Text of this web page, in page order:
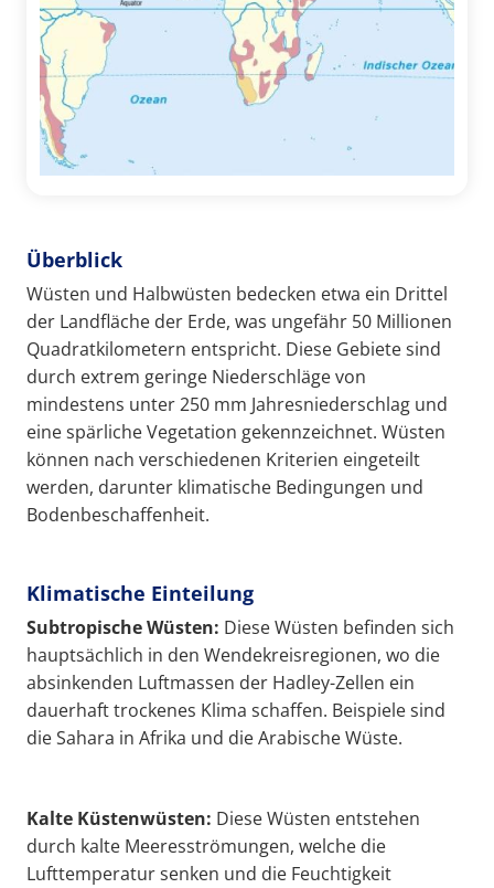
Überblick
Wüsten und Halbwüsten bedecken etwa ein Drittel
der Landfläche der Erde, was ungefähr 50 Millionen
Quadratkilometern entspricht. Diese Gebiete sind
durch extrem geringe Niederschläge von
mindestens unter 250 mm Jahresniederschlag und
eine spärliche Vegetation gekennzeichnet. Wüsten
können nach verschiedenen Kriterien eingeteilt
werden, darunter klimatische Bedingungen und
Bodenbeschaffenheit.
Klimatische Einteilung
Subtropische Wüsten: Diese Wüsten befinden sich
hauptsächlich in den Wendekreisregionen, wo die
absinkenden Luftmassen der Hadley-Zellen ein
dauerhaft trockenes Klima schaffen. Beispiele sind
die Sahara in Afrika und die Arabische Wüste.
Kalte Küstenwüsten: Diese Wüsten entstehen
durch kalte Meeresströmungen, welche die
Lufttemperatur senken und die Feuchtigkeit